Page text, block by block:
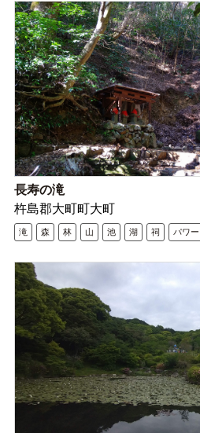
長寿の滝
杵島郡大町町大町
滝 森 林 山 池 湖 祠 パワ